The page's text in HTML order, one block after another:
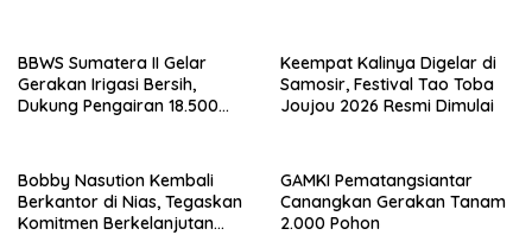
BBWS Sumatera II Gelar
Gerakan Irigasi Bersih,
Dukung Pengairan 18.500
Keempat Kalinya Digelar di
Samosir, Festival Tao Toba
Joujou 2026 Resmi Dimulai
Bobby Nasution Kembali
Berkantor di Nias, Tegaskan
Komitmen Berkelanjutan
GAMKI Pematangsiantar
Canangkan Gerakan Tanam
2.000 Pohon